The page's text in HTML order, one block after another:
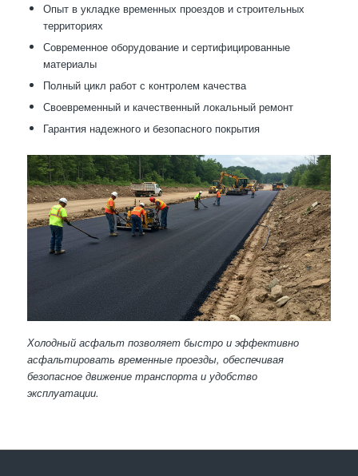
Опыт в укладке временных проездов и строительных
территориях
Современное оборудование и сертифицированные
материалы
Полный цикл работ с контролем качества
Своевременный и качественный локальный ремонт
Гарантия надежного и безопасного покрытия
Холодный асфальт позволяет быстро и эффективно
асфальтировать временные проезды, обеспечивая
безопасное движение транспорта и удобство
эксплуатации.